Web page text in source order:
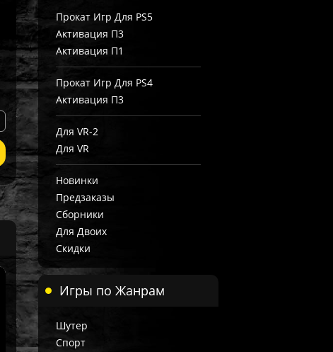
Прокат Игр Для PS5
Активация П3
Активация П1
Прокат Игр Для PS4
Активация П3
Для VR-2
Для VR
Новинки
Предзаказы
Сборники
Для Двоих
Скидки
Игры по Жанрам
Шутер
Спорт